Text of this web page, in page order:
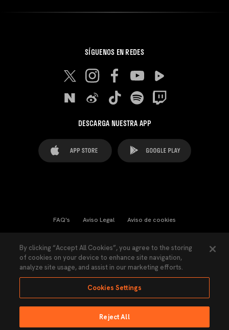
SÍGUENOS EN REDES
DESCARGA NUESTRA APP
FAQ's Aviso Legal Aviso de cookies
Ley Transparencia Política de Privacidad
Accesibilidad
Ninguna parte de esta página puede ser reproducida sin el permiso del Valencia
By clicking “Accept All Cookies”, you agree to the storing
of cookies on your device to enhance site navigation,
analyze site usage, and assist in our marketing efforts.
Cookies Settings
Reject All